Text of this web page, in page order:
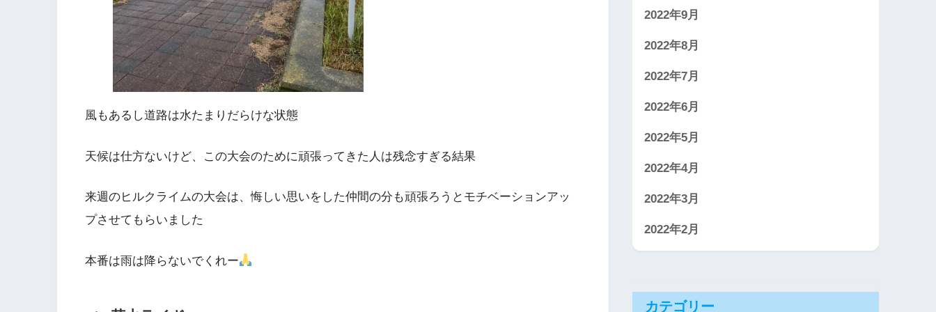
風もあるし道路は水たまりだらけな状態
天候は仕方ないけど、この大会のために頑張ってきた人は残念すぎる結果
来週のヒルクライムの大会は、悔しい思いをした仲間の分も頑張ろうとモチベーションアッ
プさせてもらいました
本番は雨は降らないでくれー
2022年9月
2022年8月
2022年7月
2022年6月
2022年5月
2022年4月
2022年3月
2022年2月
カテゴリー